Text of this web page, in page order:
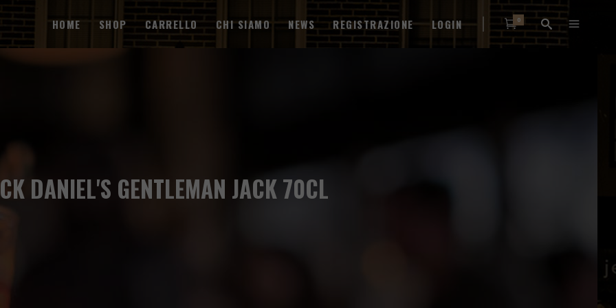
HOME SHOP CARRELLO CHI SIAMO NEWS REGISTRAZIONE LOGIN 0
DANIEL'S GENTLEMAN JACK 70CL